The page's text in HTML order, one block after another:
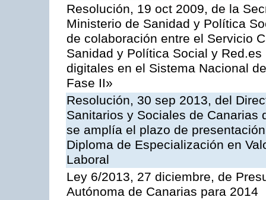
Resolución, 19 oct 2009, de la
Ministerio de Sanidad y Política
de colaboración entre el Servicio
Sanidad y Política Social y
digitales en el Sistema Nacional
Fase II»
Resolución, 30 sep 2013, del
Sanitarios y Sociales de Canarias
se amplía el plazo de
Diploma de Especialización en
Laboral
Ley 6/2013, 27 diciembre, de
Autónoma de Canarias para 2014